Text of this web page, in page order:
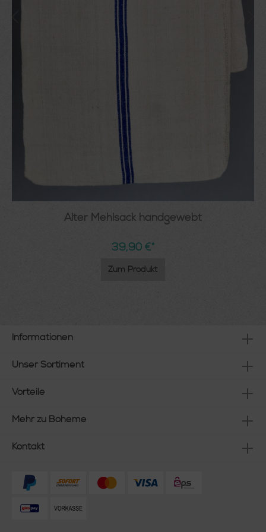
Alter Mehlsack handgewebt
39,90 €*
Zum Produkt
Informationen
Unser Sortiment
Vorteile
Mehr zu Boheme
Kontakt